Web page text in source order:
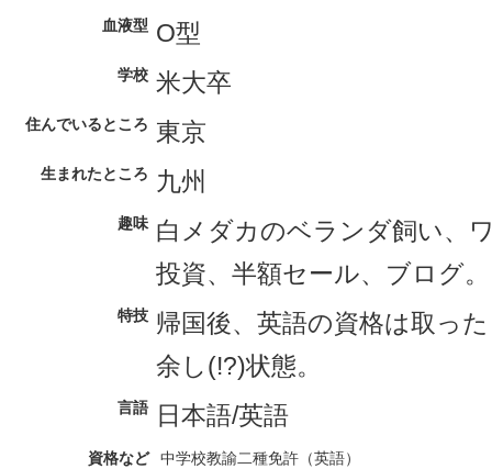
血液型 O型
学校 米大卒
住んでいるところ 東京
生まれたところ 九州
趣味 白メダカのベランダ飼い、
投資、半額セール、ブログ。
特技 帰国後、英語の資格は取っ
余し(!?)状態。
言語 日本語/英語
資格など
中学校教諭二種免許（英語）